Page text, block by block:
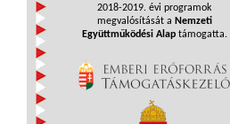
2018-2019. évi programok
megvalósítását a Nemzeti
Együttműködési Alaptámogatta.